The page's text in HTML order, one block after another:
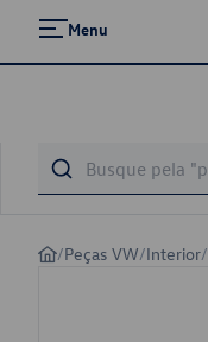
Menu
/Peças VW/Interior/